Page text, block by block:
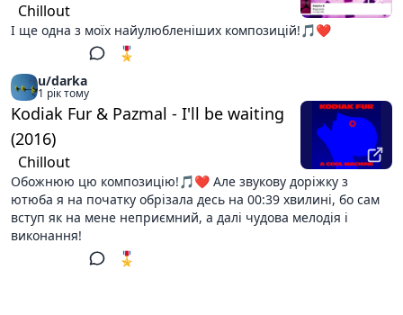
Chillout
І ще одна з моїх найулюбленіших композицій!🎵❤️
🎖️ 2
u/darka
1 рік тому
Kodiak Fur & Pazmal - I'll be waiting
(2016)
Chillout
Обожнюю цю композицію!🎵❤️ Але звукову доріжку з
ютюба я на початку обрізала десь на 00:39 хвилині, бо сам
вступ як на мене неприємний, а далі чудова мелодія і
виконання!
🎖️ 2